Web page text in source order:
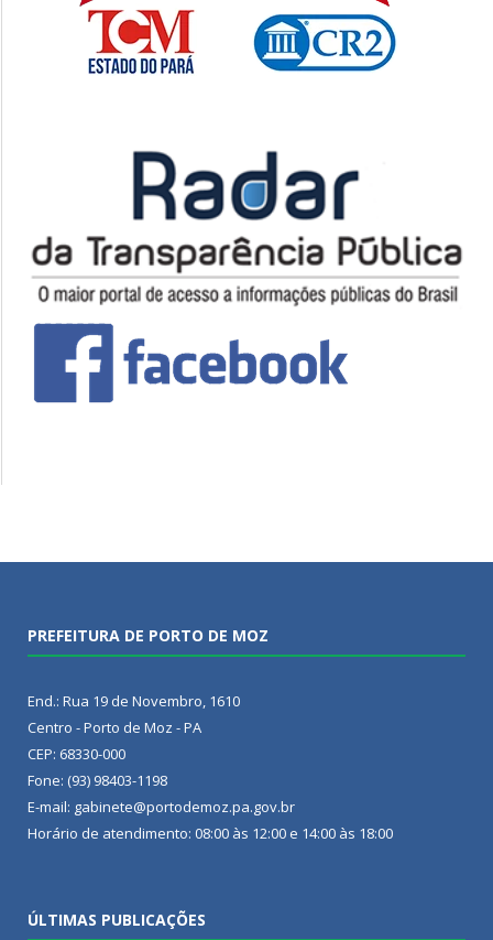
PREFEITURA DE PORTO DE MOZ
End.: Rua 19 de Novembro, 1610
Centro - Porto de Moz - PA
CEP: 68330-000
Fone: (93) 98403-1198
E-mail: gabinete@portodemoz.pa.gov.br
Horário de atendimento: 08:00 às 12:00 e 14:00 às 18:00
ÚLTIMAS PUBLICAÇÕES